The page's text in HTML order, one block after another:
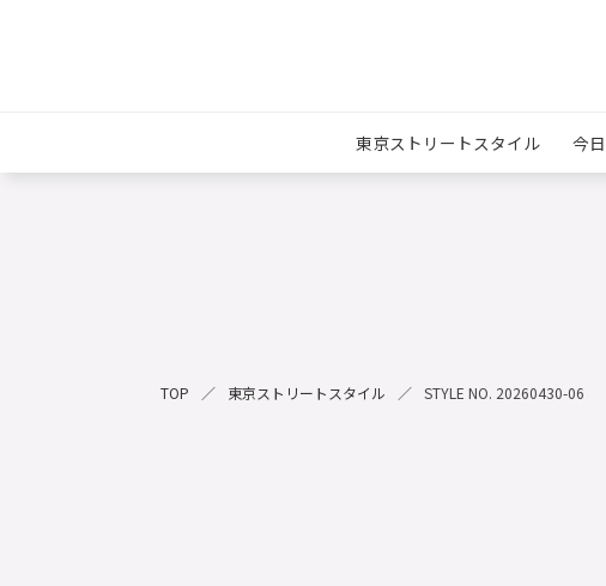
東京ストリートスタイル 今
TOP 東京ストリートスタイル STYLE NO. 20260430-06